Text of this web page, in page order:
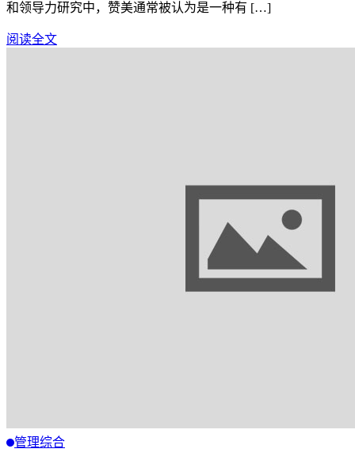
和领导力研究中，赞美通常被认为是一种有 […]
阅读全文
管理综合